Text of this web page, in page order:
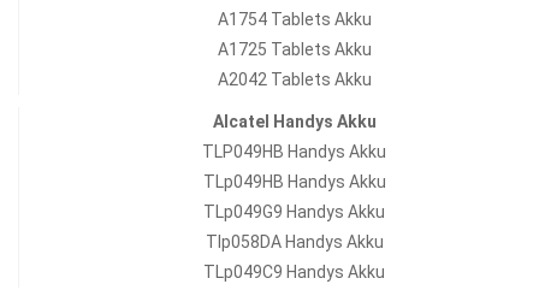
A1754 Tablets Akku
A1725 Tablets Akku
A2042 Tablets Akku
Alcatel Handys Akku
TLP049HB Handys Akku
TLp049HB Handys Akku
TLp049G9 Handys Akku
Tlp058DA Handys Akku
TLp049C9 Handys Akku